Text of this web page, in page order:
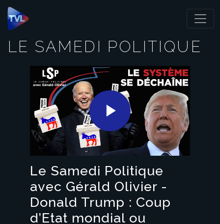
Panneau de gestion des cookies
LE SAMEDI POLITIQUE
Play
Video
Le Samedi Politique
avec Gérald Olivier -
Donald Trump : Coup
d’Etat mondial ou